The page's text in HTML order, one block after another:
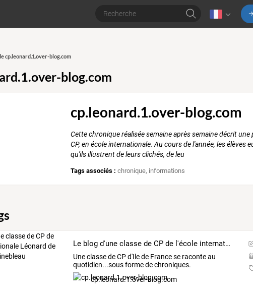
cp.leonard.1.over-blog.com
blog.com
cp.leonard.1.over-blog.com
Cette chronique réalisée semaine après semaine décrit une
CP, en école internationale. Au cours de l'année, les élèves
qu'ils illustrent de leurs clichés, de leu
Tags associés : chronique, informations
Le blog d'une classe de CP de l'école internationale Léonard de Vinci de Fontainebleau
Une classe de CP d'Ile de France se raconte au
quotidien...sous forme de chroniques.
cp.leonard.1.over-blog.com